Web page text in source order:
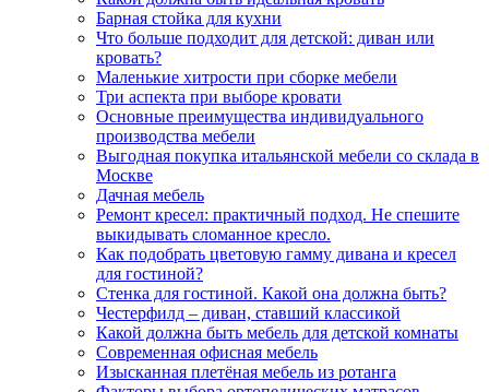
Барная стойка для кухни
Что больше подходит для детской: диван или
кровать?
Маленькие хитрости при сборке мебели
Три аспекта при выборе кровати
Основные преимущества индивидуального
производства мебели
Выгодная покупка итальянской мебели со склада в
Москве
Дачная мебель
Ремонт кресел: практичный подход. Не спешите
выкидывать сломанное кресло.
Как подобрать цветовую гамму дивана и кресел
для гостиной?
Стенка для гостиной. Какой она должна быть?
Честерфилд – диван, ставший классикой
Какой должна быть мебель для детской комнаты
Современная офисная мебель
Изысканная плетёная мебель из ротанга